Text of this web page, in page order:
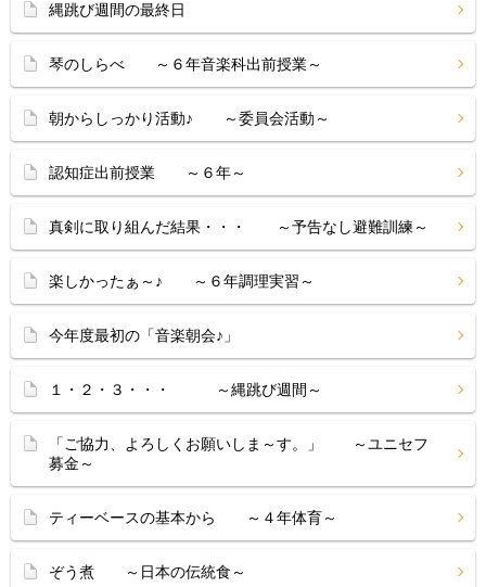
縄跳び週間の最終日
琴のしらべ ～６年音楽科出前授業～
朝からしっかり活動♪ ～委員会活動～
認知症出前授業 ～６年～
真剣に取り組んだ結果・・・ ～予告なし避難訓練～
楽しかったぁ～♪ ～６年調理実習～
今年度最初の「音楽朝会♪」
１・２・３・・・ ～縄跳び週間～
「ご協力、よろしくお願いしま～す。」 ～ユニセフ
募金～
ティーベースの基本から ～４年体育～
ぞう煮 ～日本の伝統食～